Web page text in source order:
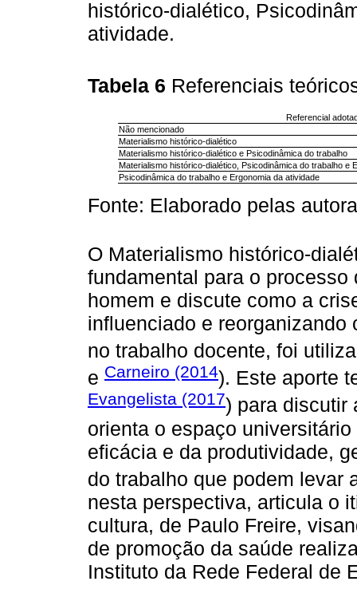
histórico-dialético,
atividade.
Tabela 6 Referenciais
Referencial
Não mencionado
Materialismo histórico-dialético
Materialismo histórico-dialético e Psicodinâmica do trabalho
Materialismo histórico-dialético, Psicodinâmica do trabalho e
Psicodinâmica do trabalho e Ergonomia da atividade
Fonte: Elaborado pelas
O Materialismo histórico-
fundamental para o
homem e discute como a
influenciado e
no trabalho docente, foi
e Carneiro (2014). Este aporte
Evangelista (2017) para discutir
orienta o espaço
eficácia e da produtividade,
do trabalho que podem levar
nesta perspectiva, articula o
cultura, de Paulo Freire,
de promoção da saúde
Instituto da Rede Federal de